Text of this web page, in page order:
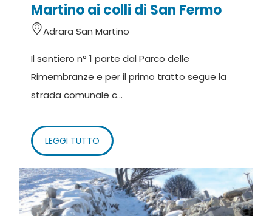
Martino ai colli di San Fermo
Adrara San Martino
Il sentiero n° 1 parte dal Parco delle
Rimembranze e per il primo tratto segue la
strada comunale c...
LEGGI TUTTO